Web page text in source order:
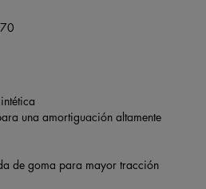
una amortiguación altamente
de goma para mayor tracción